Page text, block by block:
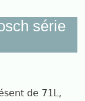
série
de 71L,